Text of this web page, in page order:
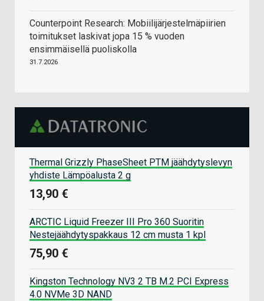
Counterpoint Research: Mobiilijärjestelmäpiirien
toimitukset laskivat jopa 15 % vuoden
ensimmäisellä puoliskolla
31.7.2026
Thermal Grizzly PhaseSheet PTM jäähdytyslevyn
yhdiste Lämpöalusta 2 g
13,90 €
ARCTIC Liquid Freezer III Pro 360 Suoritin
Nestejäähdytyspakkaus 12 cm musta 1 kpl
75,90 €
Kingston Technology NV3 2 TB M.2 PCI Express
4.0 NVMe 3D NAND